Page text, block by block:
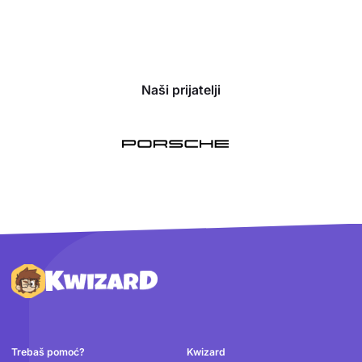
Naši prijatelji
Podnožje
Trebaš pomoć? Kwizard